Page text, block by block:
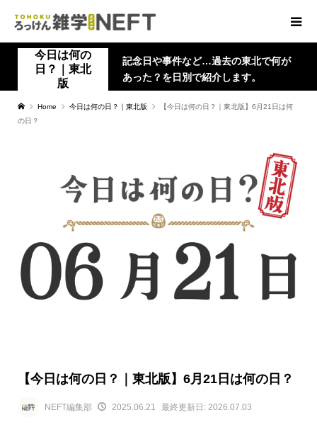
今日は何の
日？｜東北
版
記念日や事件など…過去の東北で何が
あった？を日別で紹介します。
Home 今日は何の日？｜東北版
【今日は何の日？｜東北版】6月21日は何
の日？
【今日は何の日？｜東北版】6月21日は何の日？
NEFT編集部 2025.06.21 最終更新日: 2026.07.03